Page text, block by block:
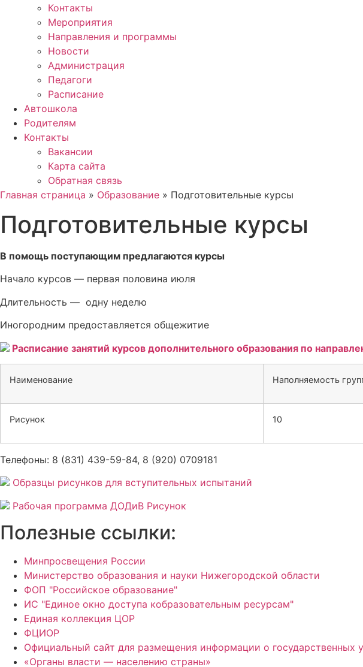
Контакты
Мероприятия
Направления и программы
Новости
Администрация
Педагоги
Расписание
Автошкола
Родителям
Контакты
Вакансии
Карта сайта
Обратная связь
Главная страница » Образование » Подготовительные курсы
Подготовительные курсы
В помощь поступающим предлагаются курсы
Начало курсов — первая половина июля
Длительность — одну неделю
Иногородним предоставляется общежитие
Расписание занятий курсов дополнительного образования по
Наименование Наполняемость
Рисунок 10
Телефоны: 8 (831) 439-59-84, 8 (920) 0709181
Образцы рисунков для вступительных испытаний
Рабочая программа ДОДиВ Рисунок
Полезные ссылки:
Минпросвещения России
Министерство образования и науки Нижегородской области
ФОП "Российское образование"
ИС "Единое окно доступа кобразовательным ресурсам"
Единая коллекция ЦОР
ФЦИОР
Официальный сайт для размещения информации о государственных
«Органы власти — населению страны»